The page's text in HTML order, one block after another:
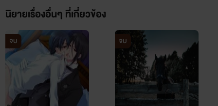
นิยายเรื่องอื่นๆ ที่เกี่ยวข้อง
จบ จบ